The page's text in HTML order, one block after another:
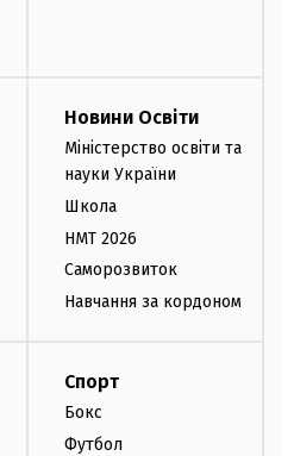
Новини Освіти
Міністерство освіти та
науки України
Школа
НМТ 2026
Саморозвиток
Навчання за кордоном
Спорт
Бокс
Футбол